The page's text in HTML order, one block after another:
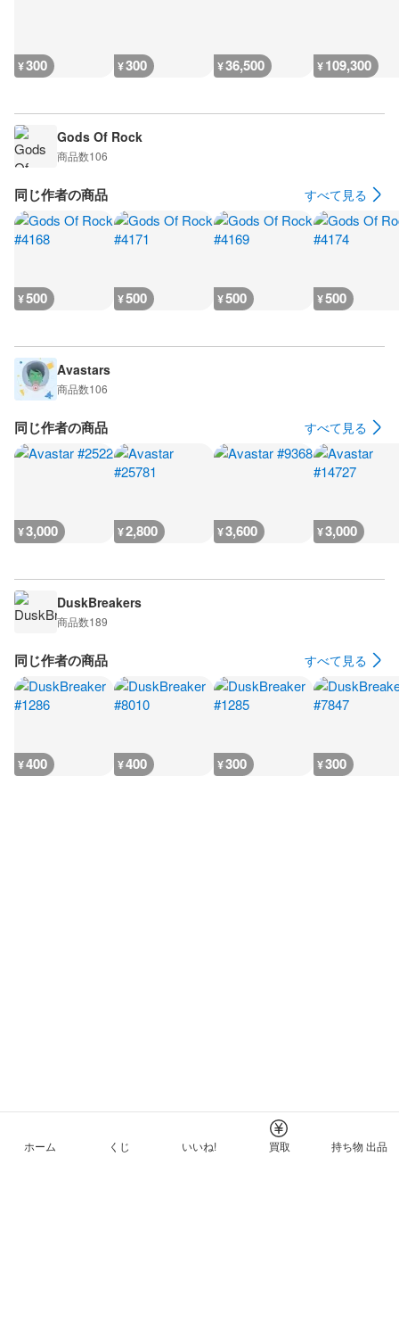
¥300 ¥300 ¥36,500 ¥109,300
Gods Of Rock
商品数106
同じ作者の商品 すべて見る
¥500 ¥500 ¥500 ¥500
Avastars
商品数106
同じ作者の商品 すべて見る
¥3,000 ¥2,800 ¥3,600 ¥3,000
DuskBreakers
商品数189
同じ作者の商品 すべて見る
¥400 ¥400 ¥300 ¥300
ホーム くじ いいね! 買取 持ち物 出品